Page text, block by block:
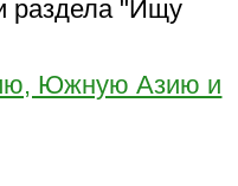
раздела "Ищу